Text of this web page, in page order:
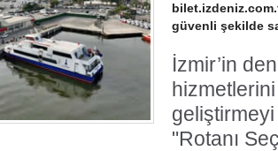
güvenli şekilde
İzmir’in
"Rotanı